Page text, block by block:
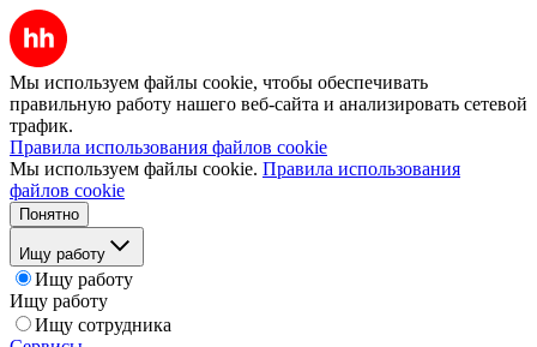
Мы используем файлы cookie, чтобы обеспечивать
правильную работу нашего веб-сайта и анализировать сетевой
трафик.
Правила использования файлов cookie
Мы используем файлы cookie. Правила использования
файлов cookie
Понятно
Ищу работу
Ищу работу
Ищу работу
Ищу сотрудника